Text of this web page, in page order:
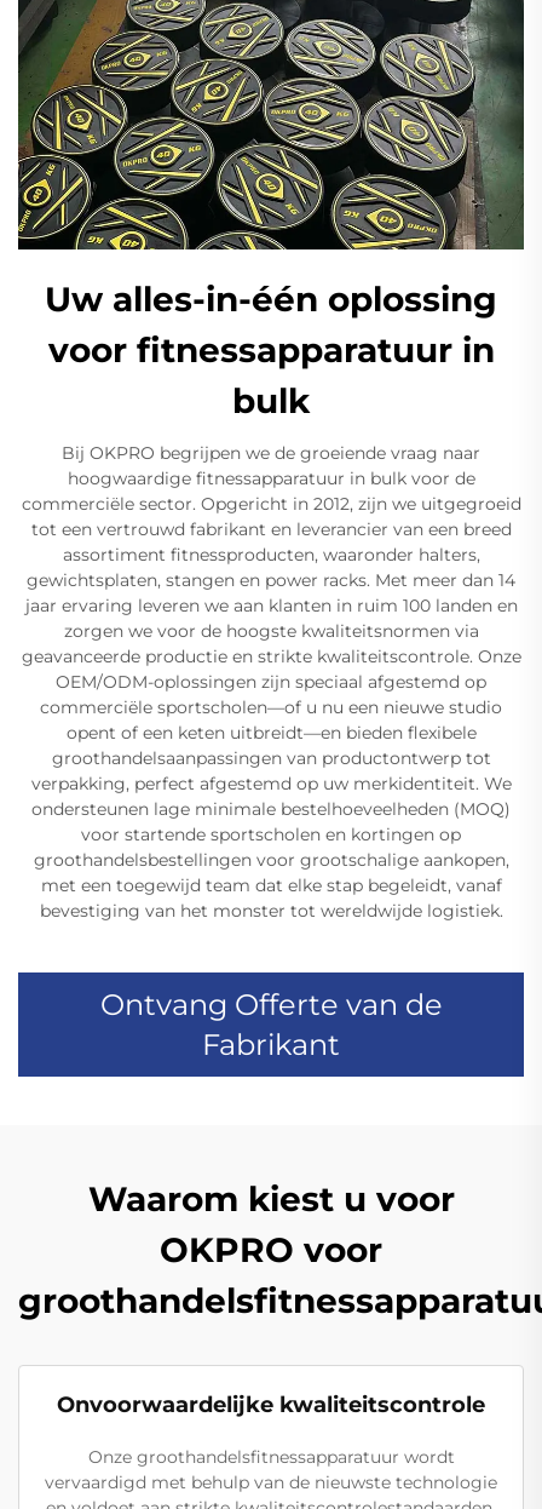
Uw alles-in-één oplossing
voor fitnessapparatuur in
bulk
Bij OKPRO begrijpen we de groeiende vraag naar
hoogwaardige fitnessapparatuur in bulk voor de
commerciële sector. Opgericht in 2012, zijn we uitgegroeid
tot een vertrouwd fabrikant en leverancier van een breed
assortiment fitnessproducten, waaronder halters,
gewichtsplaten, stangen en power racks. Met meer dan 14
jaar ervaring leveren we aan klanten in ruim 100 landen en
zorgen we voor de hoogste kwaliteitsnormen via
geavanceerde productie en strikte kwaliteitscontrole. Onze
OEM/ODM-oplossingen zijn speciaal afgestemd op
commerciële sportscholen—of u nu een nieuwe studio
opent of een keten uitbreidt—en bieden flexibele
groothandelsaanpassingen van productontwerp tot
verpakking, perfect afgestemd op uw merkidentiteit. We
ondersteunen lage minimale bestelhoeveelheden (MOQ)
voor startende sportscholen en kortingen op
groothandelsbestellingen voor grootschalige aankopen,
met een toegewijd team dat elke stap begeleidt, vanaf
bevestiging van het monster tot wereldwijde logistiek.
Ontvang Offerte van de
Fabrikant
Waarom kiest u voor
OKPRO voor
Onvoorwaardelijke kwaliteitscontrole
Onze groothandelsfitnessapparatuur wordt
vervaardigd met behulp van de nieuwste technologie